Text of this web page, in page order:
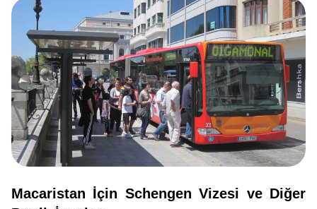
Macaristan İçin Schengen Vizesi ve Diğer